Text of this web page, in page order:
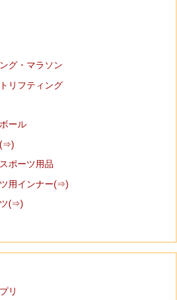
グ・マラソン
リフティング
ール
(⇒)
ポーツ用品
用インナー(⇒)
(⇒)
リ